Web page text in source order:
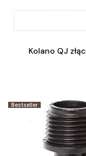
Kolano QJ
Bestseller